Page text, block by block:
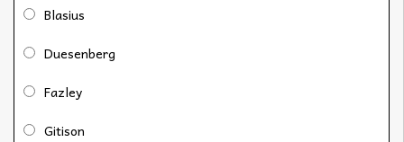
Blasius
Duesenberg
Fazley
Gitison